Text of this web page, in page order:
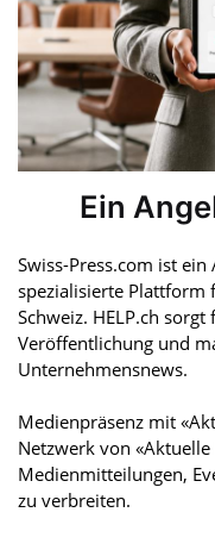
Ein
Swiss-Press.com ist ein
spezialisierte Plattform
Schweiz. HELP.ch
Veröffentlichung und
Unternehmensnews.
Medienpräsenz mit
Netzwerk von
Medienmitteilungen,
zu verbreiten.